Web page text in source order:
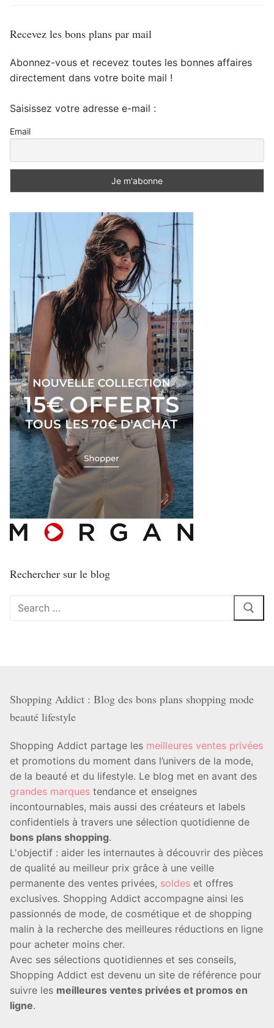
Recevez les bons plans par mail
Abonnez-vous et recevez toutes les bonnes affaires
directement dans votre boite mail !
Saisissez votre adresse e-mail :
Email
Rechercher sur le blog
Rechercher
Shopping Addict : Blog des bons plans shopping mode
beauté lifestyle
Shopping Addict partage les meilleures ventes privées
et promotions du moment dans l’univers de la mode,
de la beauté et du lifestyle. Le blog met en avant des
grandes marques tendance et enseignes
incontournables, mais aussi des créateurs et labels
confidentiels à travers une sélection quotidienne de
bons plans shopping.
L'objectif : aider les internautes à découvrir des pièces
de qualité au meilleur prix grâce à une veille
permanente des ventes privées, soldes et offres
exclusives. Shopping Addict accompagne ainsi les
passionnés de mode, de cosmétique et de shopping
malin à la recherche des meilleures réductions en ligne
pour acheter moins cher.
Avec ses sélections quotidiennes et ses conseils,
Shopping Addict est devenu un site de référence pour
suivre les meilleures ventes privées et promos en
ligne.